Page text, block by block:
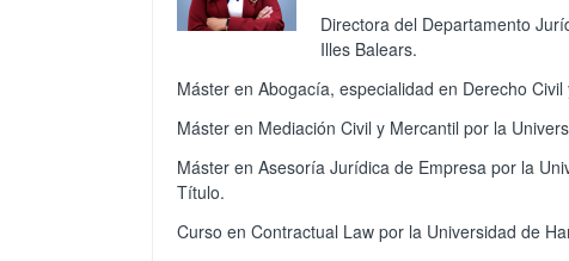
Directora del Departamento
Illes Balears.
Máster en Abogacía, especialidad en Derecho
Máster en Mediación Civil y Mercantil por la
Máster en Asesoría Jurídica de Empresa por la
Título.
Curso en Contractual Law por la Universidad de